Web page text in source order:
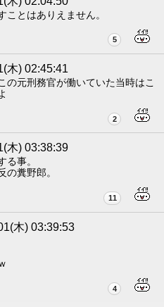
とはありえません。
5
木) 02:45:41
の元刑務官が働いていた当時はこ
2
木) 03:38:39
る事。
の糞野郎。
11
木) 03:39:53
4